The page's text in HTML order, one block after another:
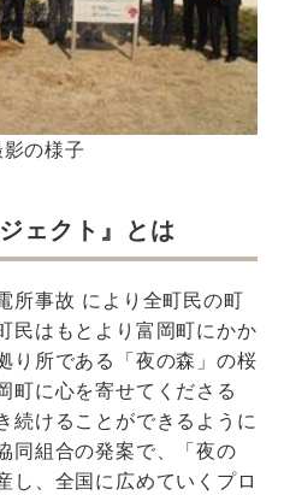
の様子
ェクト』とは
所事故 により全町民の町
民はもとより富岡町にかか
り所である「夜の森」の桜
町に心を寄せてくださる
続けることができるように
同組合の発案で、「夜の
し、全国に広めていくプロ